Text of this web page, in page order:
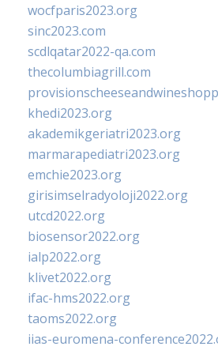
wocfparis2023.org
sinc2023.com
scdlqatar2022-qa.com
thecolumbiagrill.com
khedi2023.org
akademikgeriatri2023.org
marmarapediatri2023.org
emchie2023.org
girisimselradyoloji2022.org
utcd2022.org
biosensor2022.org
ialp2022.org
klivet2022.org
ifac-hms2022.org
taoms2022.org
iias-euromena-